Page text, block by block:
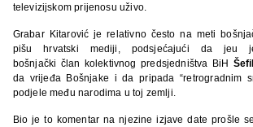
televizijskom prijenosu uživo.
Grabar Kitarović je relativno često na meti
pišu hrvatski mediji, podsjećajući da jeu
bošnjački član kolektivnog predsjedništva BiH
da vrijeđa Bošnjake i da pripada “retrogradnim
podjele među narodima u toj zemlji.
Bio je to komentar na njezine izjave date prošle